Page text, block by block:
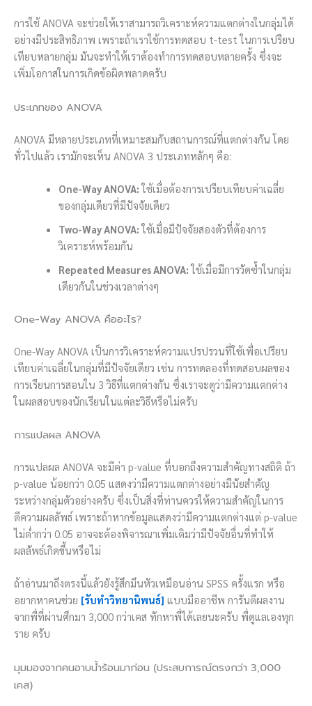
การใช้ ANOVA จะช่วยให้เราสามารถวิเคราะห์ความแตกต่างในกลุ่มได้
อย่างมีประสิทธิภาพ เพราะถ้าเราใช้การทดสอบ t-test ในการเปรียบ
เทียบหลายกลุ่ม มันจะทำให้เราต้องทำการทดสอบหลายครั้ง ซึ่งจะ
เพิ่มโอกาสในการเกิดข้อผิดพลาดครับ
ประเภทของ ANOVA
ANOVA มีหลายประเภทที่เหมาะสมกับสถานการณ์ที่แตกต่างกัน โดย
ทั่วไปแล้ว เรามักจะเห็น ANOVA 3 ประเภทหลักๆ คือ:
One-Way ANOVA: ใช้เมื่อต้องการเปรียบเทียบค่าเฉลี่ย
ของกลุ่มเดียวที่มีปัจจัยเดียว
Two-Way ANOVA: ใช้เมื่อมีปัจจัยสองตัวที่ต้องการ
วิเคราะห์พร้อมกัน
Repeated Measures ANOVA: ใช้เมื่อมีการวัดซ้ำในกลุ่ม
เดียวกันในช่วงเวลาต่างๆ
One-Way ANOVA คืออะไร?
One-Way ANOVA เป็นการวิเคราะห์ความแปรปรวนที่ใช้เพื่อเปรียบ
เทียบค่าเฉลี่ยในกลุ่มที่มีปัจจัยเดียว เช่น การทดลองที่ทดสอบผลของ
การเรียนการสอนใน 3 วิธีที่แตกต่างกัน ซึ่งเราจะดูว่ามีความแตกต่าง
ในผลสอบของนักเรียนในแต่ละวิธีหรือไม่ครับ
การแปลผล ANOVA
การแปลผล ANOVA จะมีค่า p-value ที่บอกถึงความสำคัญทางสถิติ ถ้า
p-value น้อยกว่า 0.05 แสดงว่ามีความแตกต่างอย่างมีนัยสำคัญ
ระหว่างกลุ่มตัวอย่างครับ ซึ่งเป็นสิ่งที่ท่านควรให้ความสำคัญในการ
ตีความผลลัพธ์ เพราะถ้าหากข้อมูลแสดงว่ามีความแตกต่างแต่ p-value
ไม่ต่ำกว่า 0.05 อาจจะต้องพิจารณาเพิ่มเติมว่ามีปัจจัยอื่นที่ทำให้
ผลลัพธ์เกิดขึ้นหรือไม่
ถ้าอ่านมาถึงตรงนี้แล้วยังรู้สึกมึนหัวเหมือนอ่าน SPSS ครั้งแรก หรือ
อยากหาคนช่วย [รับทำวิทยานิพนธ์] แบบมืออาชีพ การันตีผลงาน
จากพี่ที่ผ่านศึกมา 3,000 กว่าเคส ทักหาพี่ได้เลยนะครับ พี่ดูแลเองทุก
ราย ครับ
มุมมองจากคนอาบน้ำร้อนมาก่อน (ประสบการณ์ตรงกว่า 3,000
เคส)